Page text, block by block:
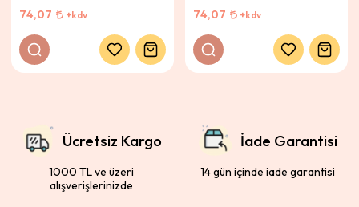
74,07
+kdv 74,07 +kdv
Ücretsiz Kargo
1000 TL ve üzeri
alışverişlerinizde
İade Garantisi
14 gün içinde iade garantisi